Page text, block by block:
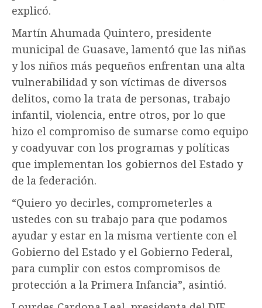
explicó.
Martín Ahumada Quintero, presidente
municipal de Guasave, lamentó que las niñas
y los niños más pequeños enfrentan una alta
vulnerabilidad y son víctimas de diversos
delitos, como la trata de personas, trabajo
infantil, violencia, entre otros, por lo que
hizo el compromiso de sumarse como equipo
y coadyuvar con los programas y políticas
que implementan los gobiernos del Estado y
de la federación.
“Quiero yo decirles, comprometerles a
ustedes con su trabajo para que podamos
ayudar y estar en la misma vertiente con el
Gobierno del Estado y el Gobierno Federal,
para cumplir con estos compromisos de
protección a la Primera Infancia”, asintió.